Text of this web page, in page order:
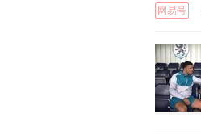
网易号